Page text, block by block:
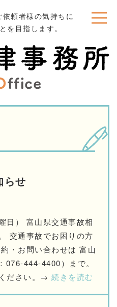
頼者様の気持ちに
を目指します。
らせ
日） 富山県交通事故相
交通事故でお困りの方
・お問い合わせは 富山
076-444-4400）まで。
ださい。→ 続きを読む